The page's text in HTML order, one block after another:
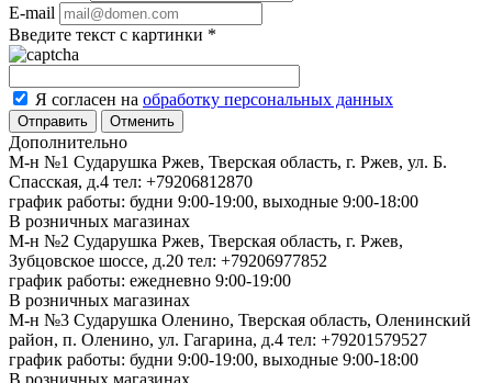
E-mail
Введите текст с картинки *
Я согласен на обработку персональных данных
Отменить
Дополнительно
М-н №1 Сударушка Ржев, Тверская область, г. Ржев, ул. Б.
Спасская, д.4 тел: +79206812870
график работы: будни 9:00-19:00, выходные 9:00-18:00
В розничных магазинах
М-н №2 Cударушка Ржев, Тверская область, г. Ржев,
Зубцовское шоссе, д.20 тел: +79206977852
график работы: ежедневно 9:00-19:00
В розничных магазинах
М-н №3 Сударушка Оленино, Тверская область, Оленинский
район, п. Оленино, ул. Гагарина, д.4 тел: +79201579527
график работы: будни 9:00-19:00, выходные 9:00-18:00
В розничных магазинах